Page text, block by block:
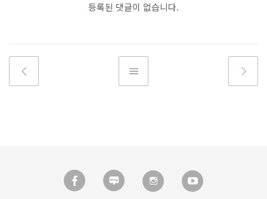
등록된 댓글이 없습니다.